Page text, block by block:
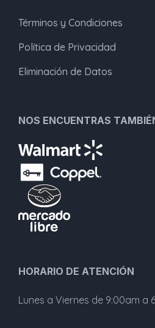
Términos y Condiciones
Política de Privacidad
Eliminación de Datos
NOS ENCUENTRAS
HORARIO DE ATENCIÓN
Lunes a Viernes de 9:00am a